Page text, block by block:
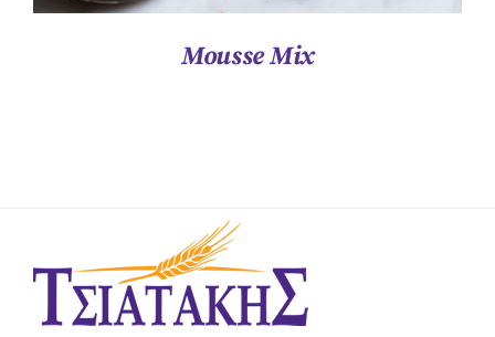
Mousse Mix